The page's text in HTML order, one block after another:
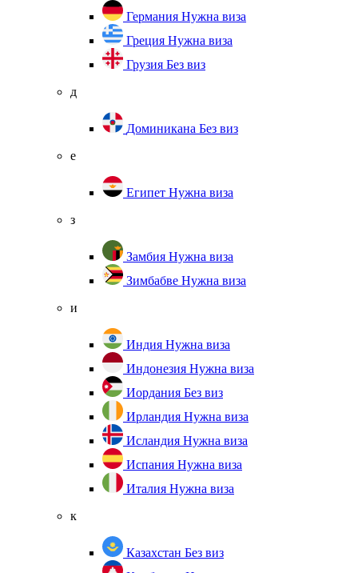
Германия Нужна виза
Греция Нужна виза
Грузия Без виз
д
Доминикана Без виз
е
Египет Нужна виза
з
Замбия Нужна виза
Зимбабве Нужна виза
и
Индия Нужна виза
Индонезия Нужна виза
Иордания Без виз
Ирландия Нужна виза
Исландия Нужна виза
Испания Нужна виза
Италия Нужна виза
к
Казахстан Без виз